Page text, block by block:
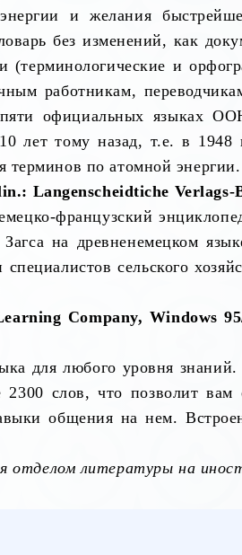
и желания
без изменений, как
и
работникам,
официальных языках
лет тому назад, т.е. в
терминов по атомной энергии.
Langenscheidtiche Verlags-
французский
на древненемецком
сельского
Company, Windows
для любого уровня
слов, что позволит вам
общения на нем.
отделом литературы на